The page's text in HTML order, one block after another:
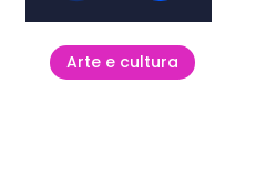
Arte e cultura